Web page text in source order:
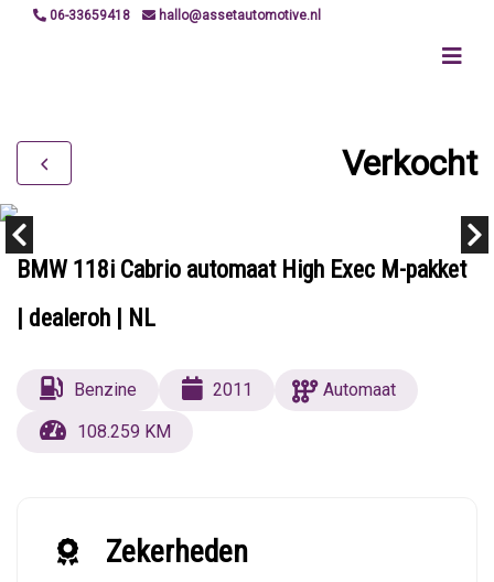
06-33659418 hallo@assetautomotive.nl
Verkocht
BMW 118i Cabrio automaat High Exec M-pakket
| dealeroh | NL
Benzine 2011
Automaat
108.259 KM
Zekerheden